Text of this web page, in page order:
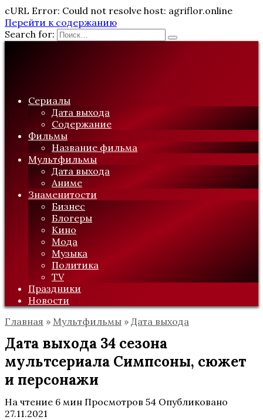
cURL Error: Could not resolve host: agriflor.online
Перейти к содержанию
Search for:
Сериалы
Дата выхода
Содержание
Фильмы
Название фильма
Мультфильмы
Дата выхода
Аниме
Знаменитости
Бизнес
Блогеры
Кино
Мода
Музыка
Политика
TV
Праздники
Новости
Главная » Мультфильмы » Дата выхода
Дата выхода 34 сезона
мультсериала Симпсоны, сюжет
и персонажи
На чтение 6 мин Просмотров 54 Опубликовано
27.11.2021